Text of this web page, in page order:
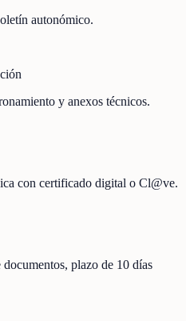
autonómico.
y anexos técnicos.
con certificado digital o Cl@ve.
plazo de 10 días